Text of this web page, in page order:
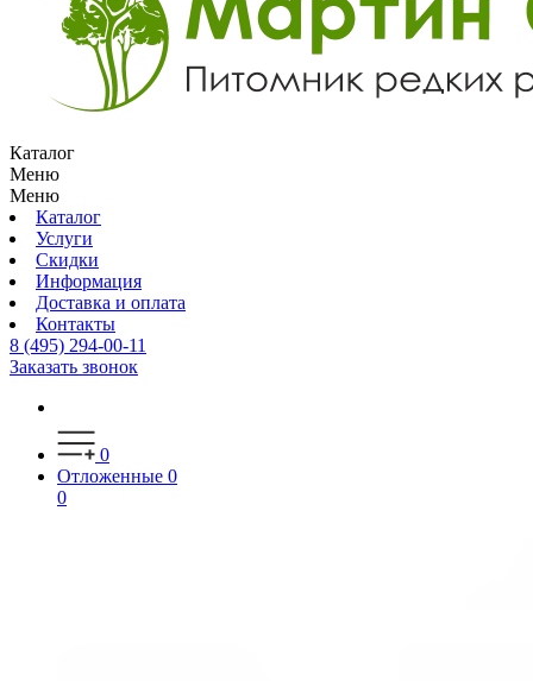
Каталог
Меню
Меню
Каталог
Услуги
Скидки
Информация
Доставка и оплата
Контакты
8 (495) 294-00-11
Заказать звонок
0
Отложенные 0
0